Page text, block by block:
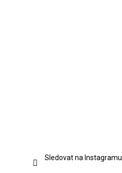
Sledovat na Instagramu